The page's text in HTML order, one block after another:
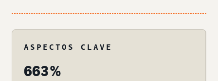
ASPECTOS CLAVE
663 %